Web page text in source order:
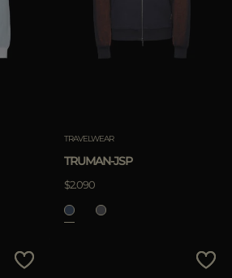
TRAVELWEAR
TRUMAN-JSP
$2.090